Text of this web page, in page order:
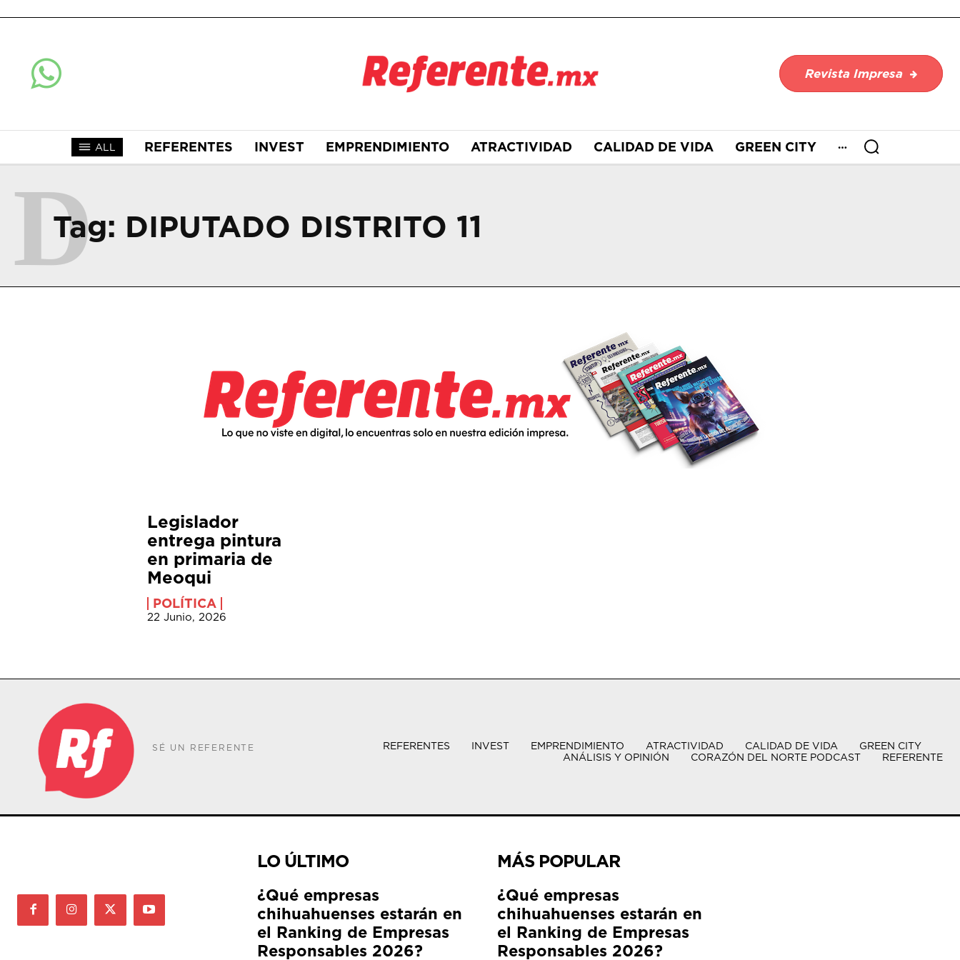
Revista Impresa
ALL REFERENTES INVEST EMPRENDIMIENTO ATRACTIVIDAD CALIDAD DE VIDA GREEN CITY
Tag: DIPUTADO DISTRITO 11
D
Legislador
entrega pintura
en primaria de
Meoqui
POLÍTICA
22 Junio, 2026
SÉ UN REFERENTE REFERENTES INVEST EMPRENDIMIENTO ATRACTIVIDAD CALIDAD DE VIDA
GREEN CITY
ANÁLISIS Y OPINIÓN
CORAZÓN DEL NORTE PODCAST REFERENTE
LO ÚLTIMO
¿Qué empresas
chihuahuenses estarán en
el Ranking de Empresas
Responsables 2026?
MÁS POPULAR
¿Qué empresas
chihuahuenses estarán en
el Ranking de Empresas
Responsables 2026?